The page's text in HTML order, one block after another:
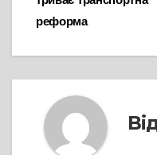
реформа